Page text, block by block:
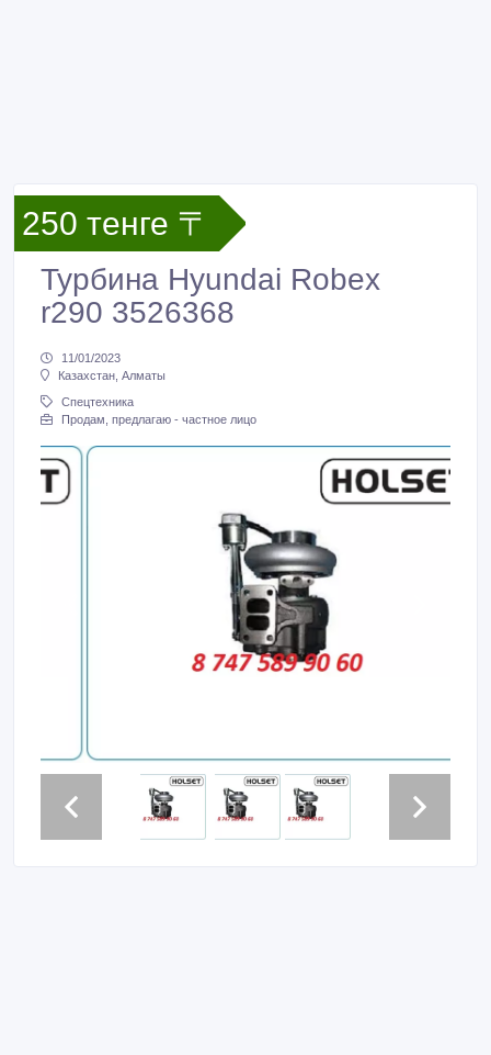
250 тенге 〒
Турбина Hyundai Robex
r290 3526368
11/01/2023
Казахстан, Алматы
Спецтехника
Продам, предлагаю - частное лицо